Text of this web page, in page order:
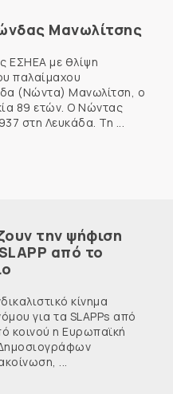
Μανωλίτσης
ΕΣΗΕΑ με θλίψη
παλαίμαχου
(Νώντα) Μανωλίτση, ο
89 ετών. Ο Νώντας
στη Λευκάδα. Τη ...
την ψήφιση
από το
κίνημα
για τα SLAPPs από
κοινού η Ευρωπαϊκή
...